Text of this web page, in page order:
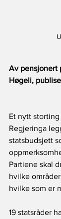
Av pensjonert
Høgeli,
Et nytt
Regjeringa
statsbudsjett
Partiene skal
hvilke
hvilke som er
19 statsråder